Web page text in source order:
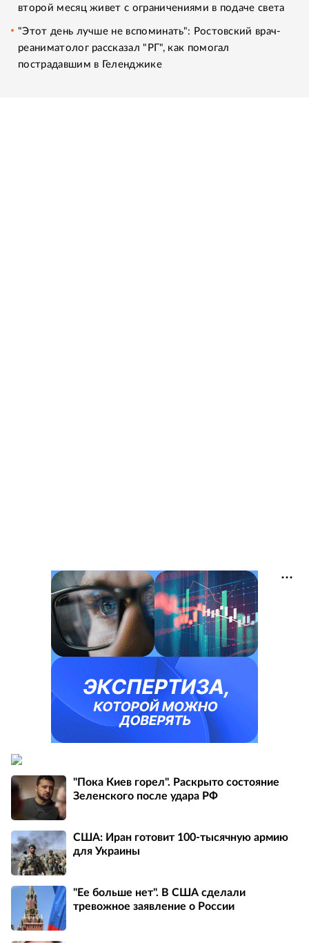
второй месяц живет с ограничениями в подаче света
"Этот день лучше не вспоминать": Ростовский врач-
реаниматолог рассказал "РГ", как помогал
пострадавшим в Геленджике
"Пока Киев горел". Раскрыто состояние
Зеленского после удара РФ
США: Иран готовит 100-тысячную армию
для Украины
"Ее больше нет". В США сделали
тревожное заявление о России